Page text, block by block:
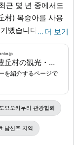
村) 복숭아를 사용
다. 스위츠
이닝 en(en)"에서.
안하게 시간을 보
보↓www.vill-
… 더 보기
ガイドツアー｜豊丘村の観光・体験なら とよおか旅時間｜南信州の自然・食・文化を楽しむ旅
を紹介するページで
도요오카무라 관광협회
남신주 지역